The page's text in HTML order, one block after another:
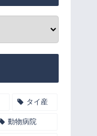
タイ産
動物病院